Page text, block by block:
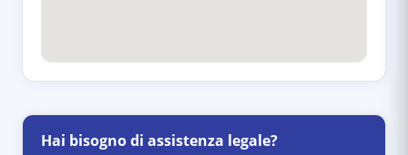
Hai bisogno di assistenza legale?